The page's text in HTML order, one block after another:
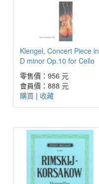
Klengel, Concert Piece in
D minor Op.10 for Cello
零售價：956 元
會員價：888 元
購買 | 收藏